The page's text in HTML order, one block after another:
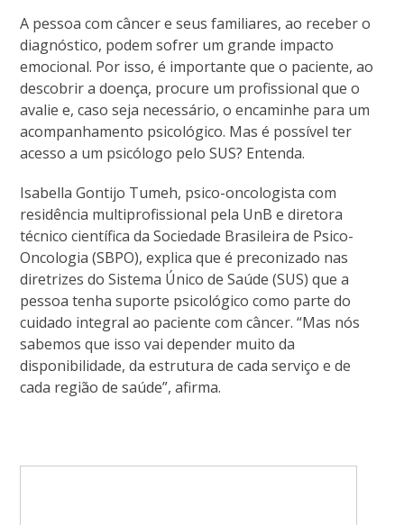
A pessoa com câncer e seus familiares, ao receber o
diagnóstico, podem sofrer um grande impacto
emocional. Por isso, é importante que o paciente, ao
descobrir a doença, procure um profissional que o
avalie e, caso seja necessário, o encaminhe para um
acompanhamento psicológico. Mas é possível ter
acesso a um psicólogo pelo SUS? Entenda.
Isabella Gontijo Tumeh, psico-oncologista com
residência multiprofissional pela UnB e diretora
técnico científica da Sociedade Brasileira de Psico-
Oncologia (SBPO), explica que é preconizado nas
diretrizes do Sistema Único de Saúde (SUS) que a
pessoa tenha suporte psicológico como parte do
cuidado integral ao paciente com câncer. “Mas nós
sabemos que isso vai depender muito da
disponibilidade, da estrutura de cada serviço e de
cada região de saúde”, afirma.